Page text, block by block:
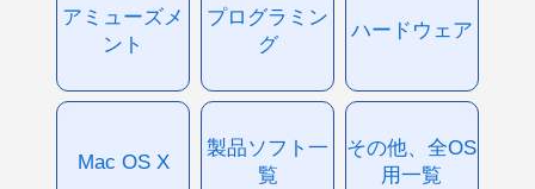
アミューズメ
ント
プログラミン
グ
ハードウェア
Mac OS X
製品ソフト一
覧
その他、全OS
用一覧